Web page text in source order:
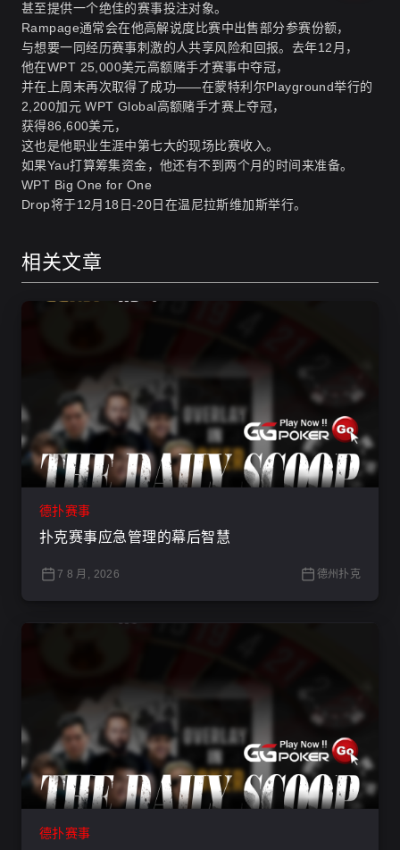
甚至提供一个绝佳的赛事投注对象。
Rampage通常会在他高解说度比赛中出售部分参赛份额，
与想要一同经历赛事刺激的人共享风险和回报。去年12月，
他在WPT 25,000美元高额赌手才赛事中夺冠，
并在上周末再次取得了成功——在蒙特利尔Playground举行的
2,200加元 WPT Global高额赌手才赛上夺冠，
获得86,600美元，
这也是他职业生涯中第七大的现场比赛收入。
如果Yau打算筹集资金，他还有不到两个月的时间来准备。
WPT Big One for One
Drop将于12月18日-20日在温尼拉斯维加斯举行。
相关文章
德扑赛事
扑克赛事应急管理的幕后智慧
7 8 月, 2026 德州扑克
德扑赛事